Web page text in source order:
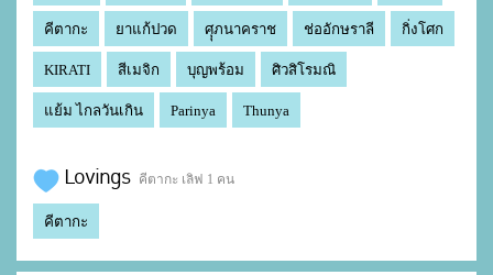
คีตากะ ยาแก้ปวด ศุุภนาคราช ช่ออักษราลี กิ่งโศก
KIRATI สีเมจิก บุญพร้อม ศิวสิโรมณิ
แย้ม ไกลวันเกิน Parinya Thunya
Lovings คีตากะ เลิฟ 1 คน
คีตากะ